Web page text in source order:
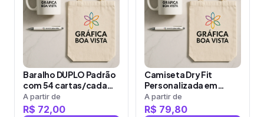
Baralho DUPLO Padrão
com 54 cartas/cada
em Papel Baralho – 1
Baralho Azul e 1…
A partir de
R$ 72,00
tem
várias
opções
podem
ser
escolhidas
Camiseta Dry Fit
Personalizada em
Sublimação Feminina
com Estampa Grande
A partir de
R$ 79,80
tem
várias
opções
podem
ser
escolhidas